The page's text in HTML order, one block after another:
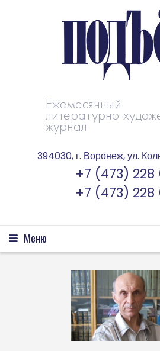
Ежемесячный
литературно-
журнал
394030, г. Воронеж, ул.
+7 (473) 228
+7 (473) 228
Меню